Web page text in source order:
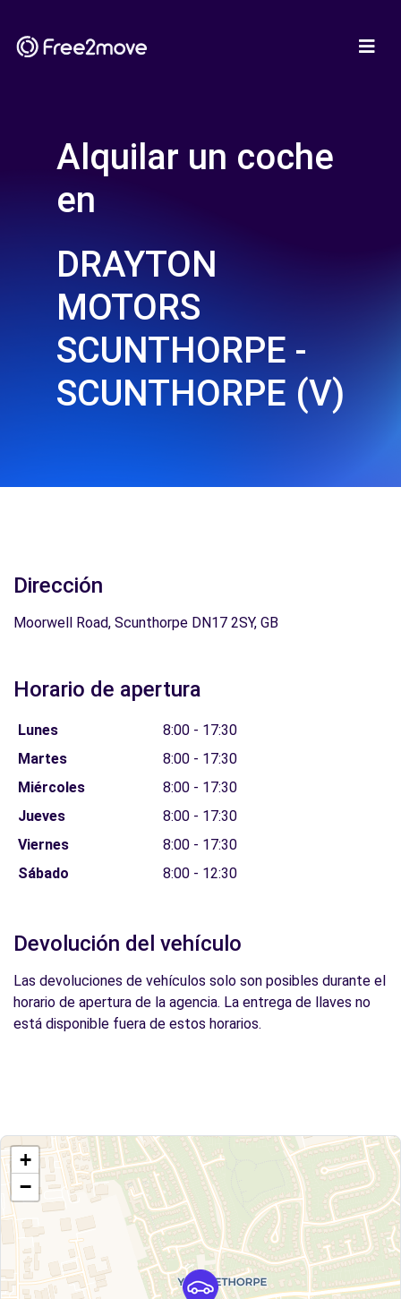
Alquilar un coche
en
DRAYTON
MOTORS
SCUNTHORPE -
SCUNTHORPE (V)
Dirección
Moorwell Road, Scunthorpe DN17 2SY, GB
Horario de apertura
Lunes
8:00 - 17:30
Martes
8:00 - 17:30
Miércoles
8:00 - 17:30
Jueves
8:00 - 17:30
Viernes
8:00 - 17:30
Sábado
8:00 - 12:30
Devolución del vehículo
Las devoluciones de vehículos solo son posibles durante el
horario de apertura de la agencia. La entrega de llaves no
está disponible fuera de estos horarios.
+
−